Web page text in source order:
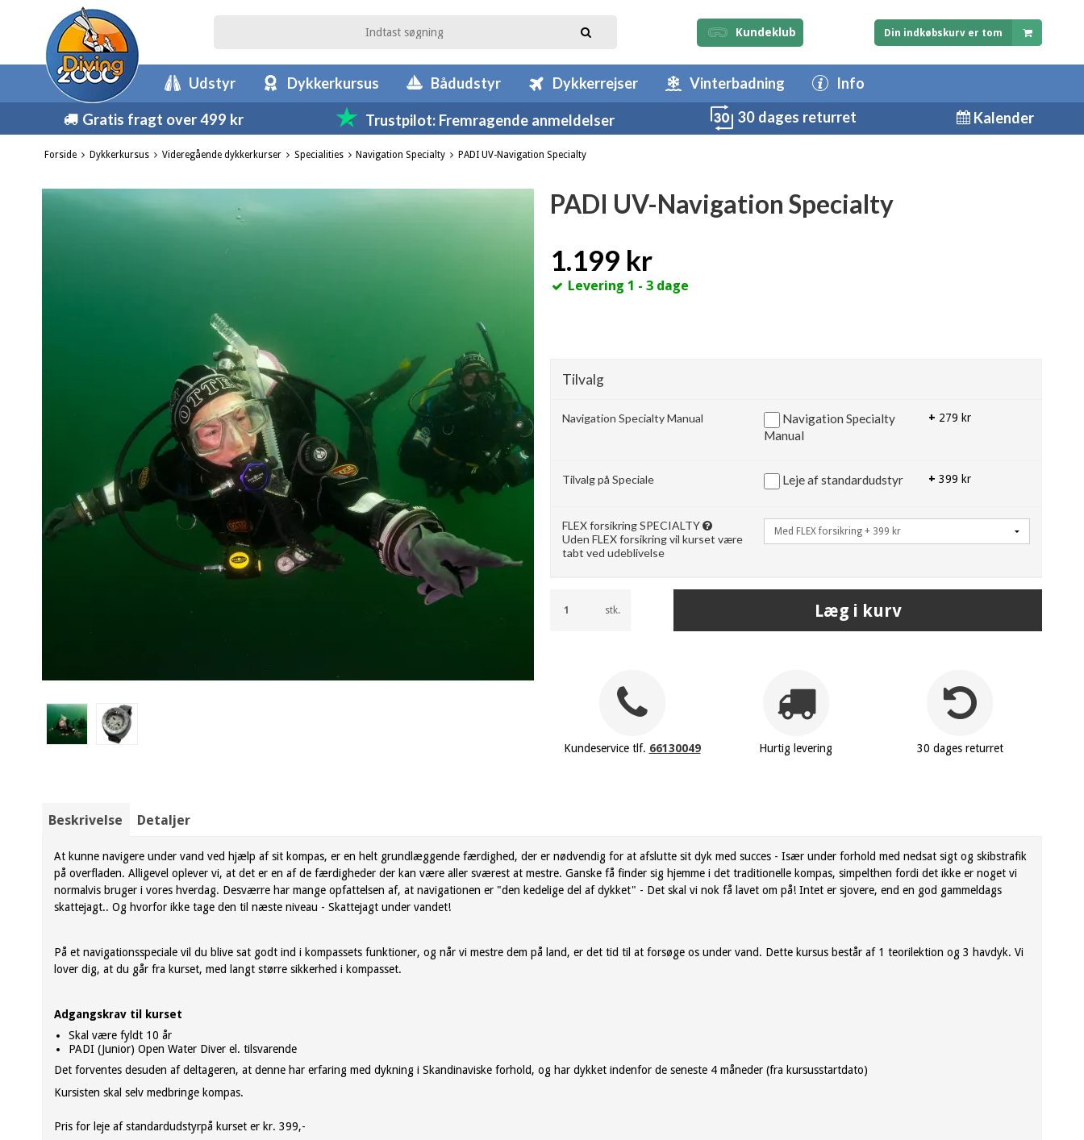
Kundeklub Din indkøbskurv er tom
Udstyr Dykkerkursus Bådudstyr Dykkerrejser Vinterbadning Info
Gratis fragt over 499 kr Trustpilot: Fremragende anmeldelser 30 dages returret Kalender
Forside Dykkerkursus Videregående dykkerkurser Specialities Navigation Specialty PADI UV-Navigation Specialty
PADI UV-Navigation Specialty
1.199 kr
Levering 1 - 3 dage
Tilvalg
Navigation Specialty Manual
Manual
+ 279 kr
Tilvalg på Speciale Leje af standardudstyr + 399 kr
FLEX forsikring SPECIALTY
Uden FLEX forsikring vil kurset være
tabt ved udeblivelse
stk. Læg i kurv
Kundeservice tlf. 66130049 Hurtig levering 30 dages returret
Beskrivelse Detaljer
At kunne navigere under vand ved hjælp af sit kompas, er en helt grundlæggende færdighed, der er nødvendig for at afslutte sit dyk med succes - Især under forhold med nedsat sigt og skibstrafik
på overfladen. Alligevel oplever vi, at det er en af de færdigheder der kan være aller sværest at mestre. Ganske få finder sig hjemme i det traditionelle kompas, simpelthen fordi det ikke er noget vi
normalvis bruger i vores hverdag. Desværre har mange opfattelsen af, at navigationen er "den kedelige del af dykket" - Det skal vi nok få lavet om på! Intet er sjovere, end en god gammeldags
skattejagt.. Og hvorfor ikke tage den til næste niveau - Skattejagt under vandet!
På et navigationsspeciale vil du blive sat godt ind i kompassets funktioner, og når vi mestre dem på land, er det tid til at forsøge os under vand. Dette kursus består af 1 teorilektion og 3 havdyk. Vi
lover dig, at du går fra kurset, med langt større sikkerhed i kompasset.
Adgangskrav til kurset
Skal være fyldt 10 år
PADI (Junior) Open Water Diver el. tilsvarende
Det forventes desuden af deltageren, at denne har erfaring med dykning i Skandinaviske forhold, og har dykket indenfor de seneste 4 måneder (fra kursusstartdato)
Kursisten skal selv medbringe kompas.
Pris for leje af standardudstyrpå kurset er kr. 399,-